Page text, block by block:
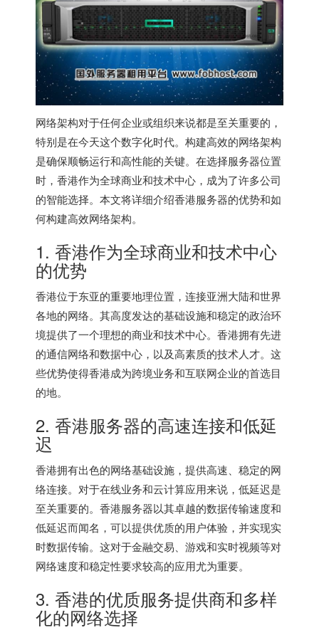
网络架构对于任何企业或组织来说都是至关重要的，
特别是在今天这个数字化时代。构建高效的网络架构
是确保顺畅运行和高性能的关键。在选择服务器位置
时，香港作为全球商业和技术中心，成为了许多公司
的智能选择。本文将详细介绍香港服务器的优势和如
何构建高效网络架构。
1. 香港作为全球商业和技术中心
的优势
香港位于东亚的重要地理位置，连接亚洲大陆和世界
各地的网络。其高度发达的基础设施和稳定的政治环
境提供了一个理想的商业和技术中心。香港拥有先进
的通信网络和数据中心，以及高素质的技术人才。这
些优势使得香港成为跨境业务和互联网企业的首选目
的地。
2. 香港服务器的高速连接和低延
迟
香港拥有出色的网络基础设施，提供高速、稳定的网
络连接。对于在线业务和云计算应用来说，低延迟是
至关重要的。 香港服务器以其卓越的数据传输速度和
低延迟而闻名，可以提供优质的用户体验，并实现实
时数据传输。这对于金融交易、游戏和实时视频等对
网络速度和稳定性要求较高的应用尤为重要。
3. 香港的优质服务提供商和多样
化的网络选择